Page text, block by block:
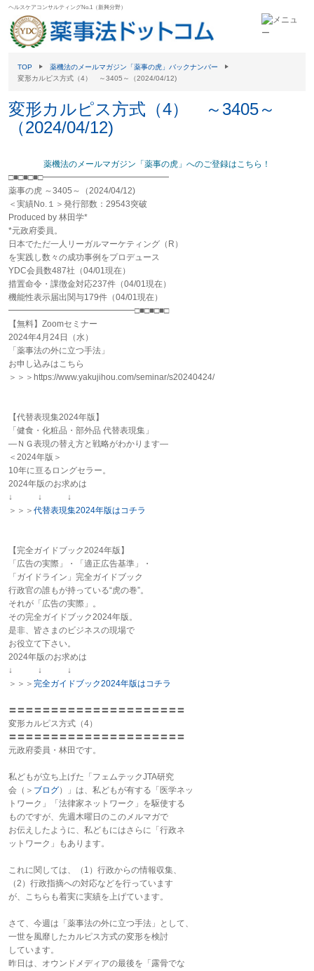
ヘルスケアコンサルティングNo.1（新興分野）
TOP
薬機法のメールマガジン「薬事の虎」バックナンバー
変形カルピス方式（4） ～3405～（2024/04/12)
変形カルピス方式（4） ～3405～
（2024/04/12)
薬機法のメールマガジン「薬事の虎」へのご登録はこちら！
□■□■□■□━━━━━━━━━━━━━━━
薬事の虎 ～3405～（2024/04/12)
＜実績No.１＞発行部数：29543突破
Produced by 林田学*
*元政府委員。
日本でただ一人リーガルマーケティング（R）
を実践し数々の成功事例をプロデュース
YDC会員数487社（04/01現在）
措置命令・課徴金対応237件（04/01現在）
機能性表示届出関与179件（04/01現在）
━━━━━━━━━━━━━━━□■□■□■□
【無料】Zoomセミナー
2024年4月24日（水）
「薬事法の外に立つ手法」
お申し込みはこちら
＞＞＞https://www.yakujihou.com/seminar/s20240424/
【代替表現集2024年版】
「健食・化粧品・部外品 代替表現集」
―ＮＧ表現の替え方と戦略がわかります―
＜2024年版＞
10年に亘るロングセラー。
2024年版のお求めは
↓ ↓ ↓
＞＞＞ 代替表現集2024年版はコチラ
【完全ガイドブック2024年版】
「広告の実際」・「適正広告基準」・
「ガイドライン」完全ガイドブック
行政官の誰もが持っている“虎の巻”。
それが「広告の実際」。
その完全ガイドブック2024年版。
是非、皆さまのビジネスの現場で
お役立て下さい。
2024年版のお求めは
↓ ↓ ↓
＞＞＞ 完全ガイドブック2024年版はコチラ
〓〓〓〓〓〓〓〓〓〓〓〓〓〓〓〓〓〓〓〓〓
変形カルピス方式（4）
〓〓〓〓〓〓〓〓〓〓〓〓〓〓〓〓〓〓〓〓〓
元政府委員・林田です。
私どもが立ち上げた「フェムテックJTA研究
会（＞ ブログ）」は、私どもが有する「医学ネッ
トワーク」「法律家ネットワーク」を駆使する
ものですが、先週木曜日のこのメルマガで
お伝えしたように、私どもにはさらに「行政ネ
ットワーク」もあります。
これに関しては、（1）行政からの情報収集、
（2）行政指摘への対応などを行っています
が、こちらも着実に実績を上げています。
さて、今週は「薬事法の外に立つ手法」として、
一世を風靡したカルピス方式の変形を検討
しています。
昨日は、オウンドメディアの最後を「露骨でな